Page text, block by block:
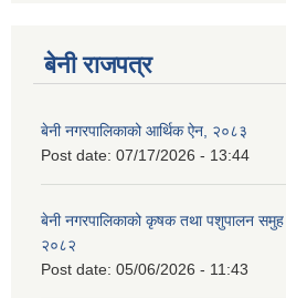
बेनी राजपत्र
बेनी नगरपालिकाको आर्थिक ऐन, २०८३
Post date: 07/17/2026 - 13:44
बेनी नगरपालिकाको कृषक तथा पशुपालन समुह
२०८२
Post date: 05/06/2026 - 11:43